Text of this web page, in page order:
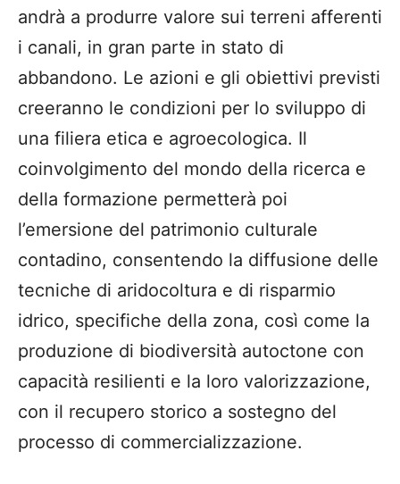
andrà a produrre valore sui terreni afferenti
i canali, in gran parte in stato di
abbandono. Le azioni e gli obiettivi previsti
creeranno le condizioni per lo sviluppo di
una filiera etica e agroecologica. Il
coinvolgimento del mondo della ricerca e
della formazione permetterà poi
l’emersione del patrimonio culturale
contadino, consentendo la diffusione delle
tecniche di aridocoltura e di risparmio
idrico, specifiche della zona, così come la
produzione di biodiversità autoctone con
capacità resilienti e la loro valorizzazione,
con il recupero storico a sostegno del
processo di commercializzazione.